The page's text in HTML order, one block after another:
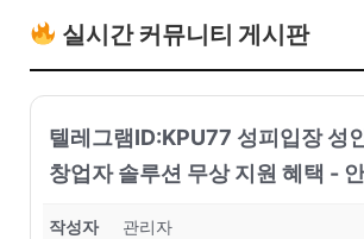
실시간 커뮤니티 게시판
텔레그램ID:KPU77 성피입장 성
창업자 솔루션 무상 지원 혜택 -
작성자 관리자